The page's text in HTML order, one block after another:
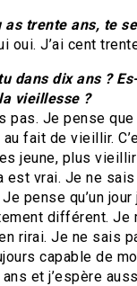
trente ans, te
oui. J’ai cent
dans dix ans ?
vieillesse ?
pas. Je pense
fait de vieillir.
jeune, plus
est vrai. Je ne
pense qu’un
différent. Je
rirai. Je ne sais
capable de
et j’espère